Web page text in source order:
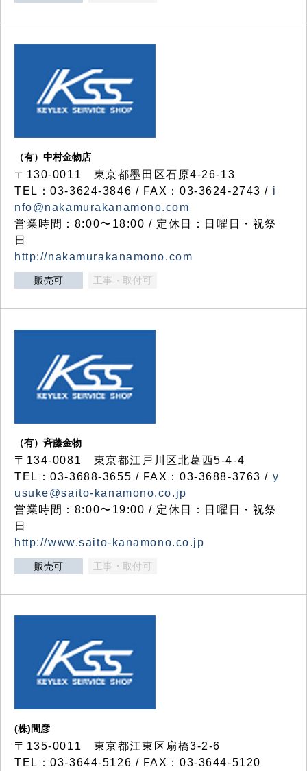
（有）中村金物店
〒130-0011 東京都墨田区石原4-26-13
TEL：03-3624-3846 / FAX：03-3624-2743 / i
nfo@nakamurakanamono.com
営業時間：8:00〜18:00 / 定休日：日曜日・祝祭
日
http://nakamurakanamono.com
販売可 工事・取付可
（有）斉藤金物
〒134-0081 東京都江戸川区北葛西5-4-4
TEL：03-3688-3655 / FAX：03-3688-3763 / y
usuke@saito-kanamono.co.jp
営業時間：8:00〜19:00 / 定休日：日曜日・祝祭
日
http://www.saito-kanamono.co.jp
販売可 工事・取付可
(株)間彦
〒135-0011 東京都江東区扇橋3-2-6
TEL：03-3644-5126 / FAX：03-3644-5120